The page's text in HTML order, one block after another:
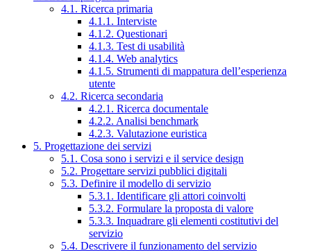
4.1. Ricerca primaria
4.1.1. Interviste
4.1.2. Questionari
4.1.3. Test di usabilità
4.1.4. Web analytics
4.1.5. Strumenti di mappatura dell’esperienza
utente
4.2. Ricerca secondaria
4.2.1. Ricerca documentale
4.2.2. Analisi benchmark
4.2.3. Valutazione euristica
5. Progettazione dei servizi
5.1. Cosa sono i servizi e il service design
5.2. Progettare servizi pubblici digitali
5.3. Definire il modello di servizio
5.3.1. Identificare gli attori coinvolti
5.3.2. Formulare la proposta di valore
5.3.3. Inquadrare gli elementi costitutivi del
servizio
5.4. Descrivere il funzionamento del servizio